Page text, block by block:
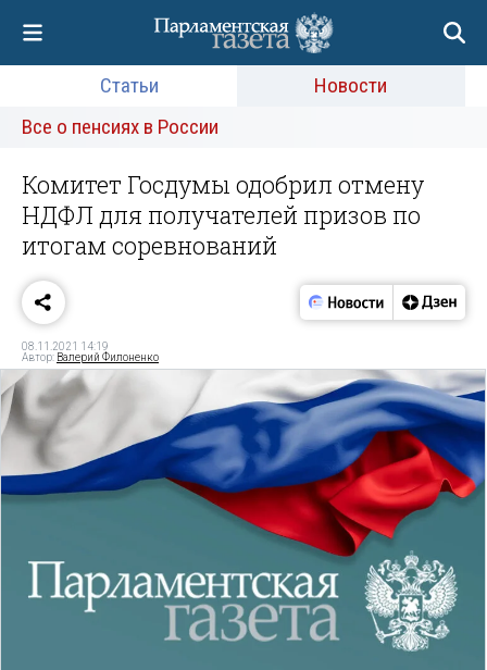
Статьи
Новости
Все о пенсиях в России
Комитет Госдумы одобрил отмену
НДФЛ для получателей призов по
итогам соревнований
08.11.2021 14:19
Автор: Валерий Филоненко